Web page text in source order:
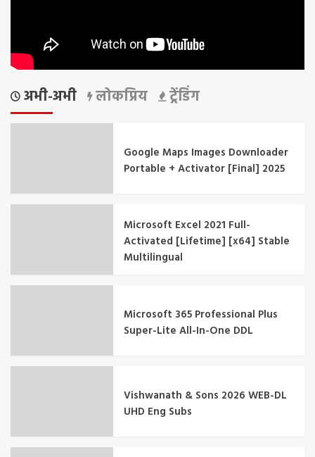
अभी-अभी लोकप्रिय ट्रेंडिंग
Google Maps Images Downloader
Portable + Activator [Final] 2025
Microsoft Excel 2021 Full-
Activated [Lifetime] [x64] Stable
Multilingual
Microsoft 365 Professional Plus
Super-Lite All-In-One DDL
Vishwanath & Sons 2026 WEB-DL
UHD Eng Subs